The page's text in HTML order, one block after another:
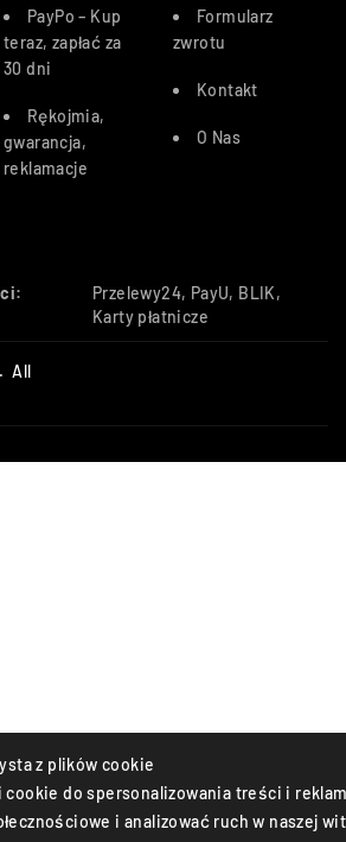
PayPo – Kup
teraz, zapłać za
30 dni
Rękojmia,
gwarancja,
reklamacje
Formularz
zwrotu
Kontakt
O Nas
Przelewy24, PayU, BLIK,
Karty płatnicze
All
z plików cookie
do spersonalizowania treści i
i analizować ruch w naszej